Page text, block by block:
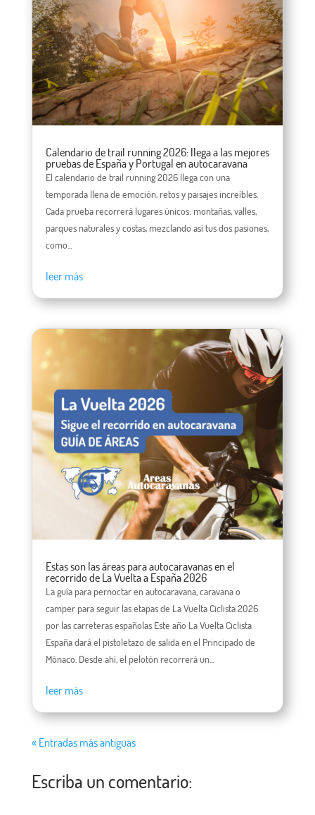
Calendario de trail running 2026: llega a las mejores
pruebas de España y Portugal en autocaravana
El calendario de trail running 2026 llega con una
temporada llena de emoción, retos y paisajes increíbles.
Cada prueba recorrerá lugares únicos: montañas, valles,
parques naturales y costas, mezclando así tus dos pasiones,
como...
leer más
Estas son las áreas para autocaravanas en el
recorrido de La Vuelta a España 2026
La guía para pernoctar en autocaravana, caravana o
camper para seguir las etapas de La Vuelta Ciclista 2026
por las carreteras españolas Este año La Vuelta Ciclista
España dará el pistoletazo de salida en el Principado de
Mónaco. Desde ahí, el pelotón recorrerá un...
leer más
« Entradas más antiguas
Escriba un comentario: